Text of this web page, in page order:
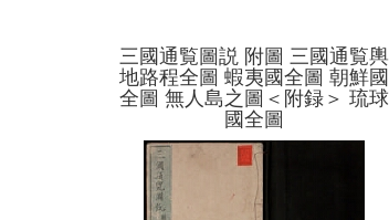
三國通覧圖説 附圖 三國通覧輿
地路程全圖 蝦夷國全圖 朝鮮國
全圖 無人島之圖＜附録＞ 琉球
國全圖